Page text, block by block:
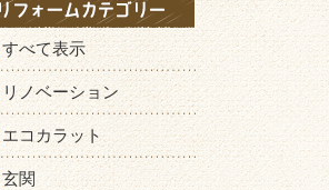
すべて表示
リノベーション
エコカラット
玄関